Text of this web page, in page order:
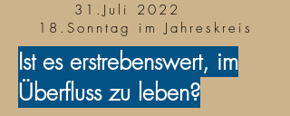
31.Juli 2022
18.Sonntag im Jahreskreis
Ist es erstrebenswert, im
Überfluss zu leben?